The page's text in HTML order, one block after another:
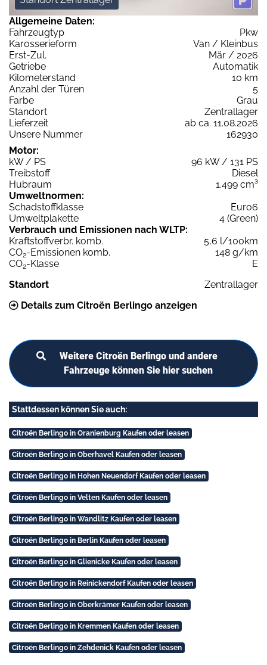
Allgemeine Daten:
Fahrzeugtyp
Pkw
Karosserieform
Van / Kleinbus
Erst-Zul.
Mär / 2026
Getriebe
Automatik
Kilometerstand
10 km
Anzahl der Türen
5
Farbe
Grau
Standort
Zentrallager
Lieferzeit
ab ca. 11.08.2026
Unsere Nummer
162930
Motor:
kW / PS
96 kW / 131 PS
Treibstoff
Diesel
Hubraum
1.499 cm³
Umweltnormen:
Schadstoffklasse
Euro6
Umweltplakette
4 (Green)
Verbrauch und Emissionen nach WLTP:
Kraftstoffverbr. komb.
5,6 l/100km
CO2-Emissionen komb.
148 g/km
CO2-Klasse
E
Standort
Zentrallager
Details zum Citroën Berlingo anzeigen
Weitere Citroën Berlingo und andere
Fahrzeuge können Sie hier suchen
Stattdessen können Sie auch:
Citroën Berlingo in Oranienburg Kaufen oder leasen
Citroën Berlingo in Oberhavel Kaufen oder leasen
Citroën Berlingo in Hohen Neuendorf Kaufen oder leasen
Citroën Berlingo in Velten Kaufen oder leasen
Citroën Berlingo in Wandlitz Kaufen oder leasen
Citroën Berlingo in Berlin Kaufen oder leasen
Citroën Berlingo in Glienicke Kaufen oder leasen
Citroën Berlingo in Reinickendorf Kaufen oder leasen
Citroën Berlingo in Oberkrämer Kaufen oder leasen
Citroën Berlingo in Kremmen Kaufen oder leasen
Citroën Berlingo in Zehdenick Kaufen oder leasen